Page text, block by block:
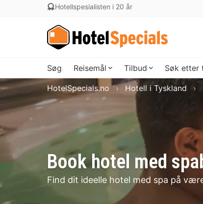
Hotellspesialisten i 20 år
Søg Reisemål Tilbud Søk etter
Book hotel med
Find dit ideelle hotel med spa på
HotelSpecials.no Hotell i Tyskland